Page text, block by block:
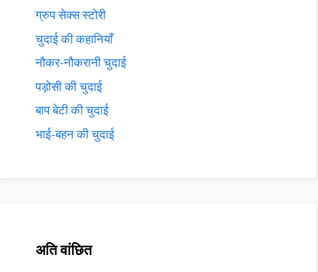
ग्रुप सेक्स स्टोरी
चुदाई की कहानियाँ
नौकर-नौकरानी चुदाई
पड़ोसी की चुदाई
बाप बेटी की चुदाई
भाई-बहन की चुदाई
अति वांछित